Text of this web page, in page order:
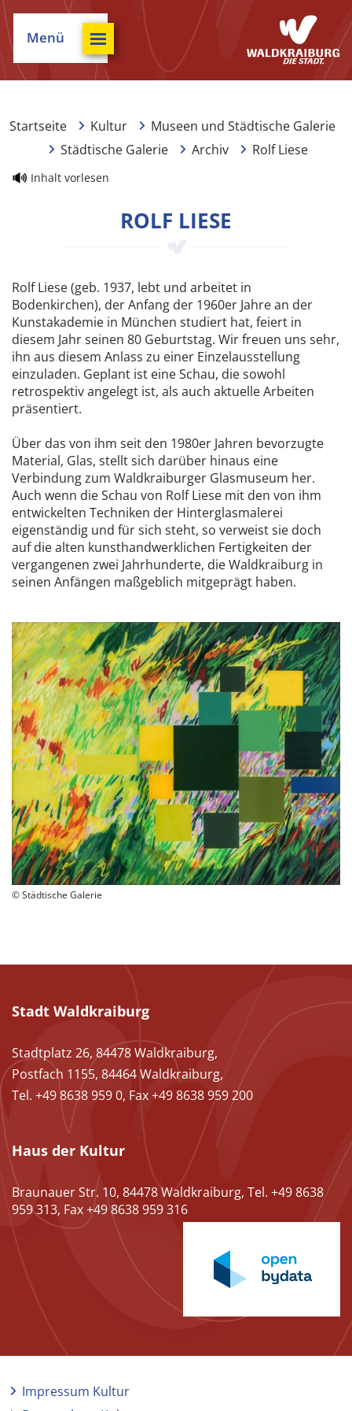
Menü
Startseite Kultur
Museen und Städtische Galerie
Städtische Galerie
Archiv Rolf Liese
Inhalt vorlesen
ROLF LIESE
Rolf Liese (geb. 1937, lebt und arbeitet in
Bodenkirchen), der Anfang der 1960er Jahre an der
Kunstakademie in München studiert hat, feiert in
diesem Jahr seinen 80 Geburtstag. Wir freuen uns sehr,
ihn aus diesem Anlass zu einer Einzelausstellung
einzuladen. Geplant ist eine Schau, die sowohl
retrospektiv angelegt ist, als auch aktuelle Arbeiten
präsentiert.
Über das von ihm seit den 1980er Jahren bevorzugte
Material, Glas, stellt sich darüber hinaus eine
Verbindung zum Waldkraiburger Glasmuseum her.
Auch wenn die Schau von Rolf Liese mit den von ihm
entwickelten Techniken der Hinterglasmalerei
eigenständig und für sich steht, so verweist sie doch
auf die alten kunsthandwerklichen Fertigkeiten der
vergangenen zwei Jahrhunderte, die Waldkraiburg in
seinen Anfängen maßgeblich mitgeprägt haben.
© Städtische Galerie
Stadt Waldkraiburg
Stadtplatz 26, 84478 Waldkraiburg,
Postfach 1155, 84464 Waldkraiburg,
Tel. +49 8638 959 0, Fax +49 8638 959 200
Haus der Kultur
Braunauer Str. 10, 84478 Waldkraiburg, Tel. +49 8638
959 313, Fax +49 8638 959 316
Impressum Kultur